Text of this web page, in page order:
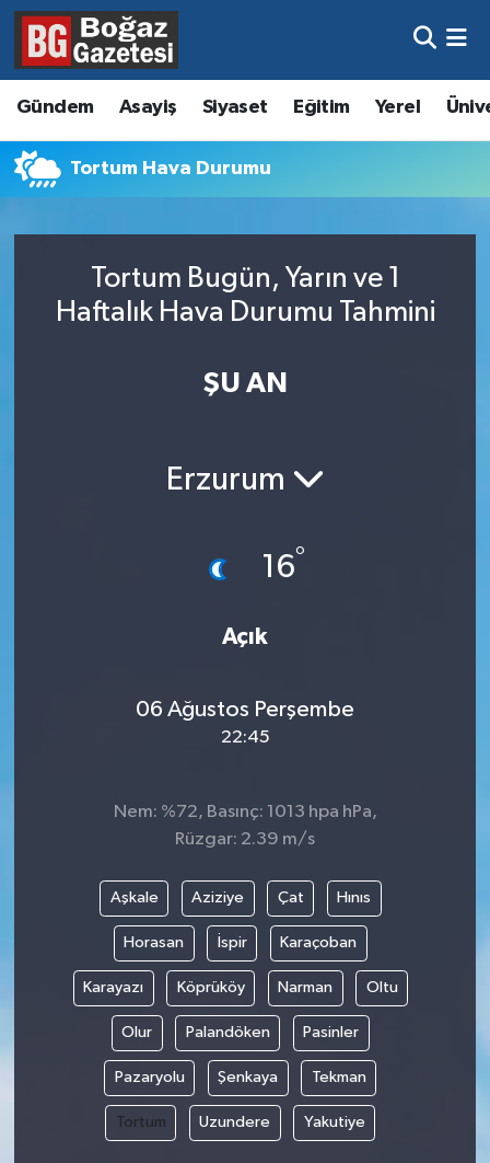
Gündem Asayiş Siyaset Eğitim Yerel
Tortum Hava Durumu
Tortum Bugün, Yarın ve 1
Haftalık Hava Durumu Tahmini
ŞU AN
Erzurum
16°
Açık
06 Ağustos Perşembe
22:45
Nem: %72, Basınç: 1013 hpa hPa,
Rüzgar: 2.39 m/s
Aşkale Aziziye Çat Hınıs
Horasan İspir Karaçoban
Karayazı Köprüköy Narman Oltu
Olur Palandöken Pasinler
Pazaryolu Şenkaya Tekman
Tortum Uzundere Yakutiye
Asayiş
Eğitim
Ekonomi
Kültür ve Sanat
Hava Durumu
Trafik Durumu
Süper Lig Puan Durumu ve Fikstür
Son Dakika Haberleri